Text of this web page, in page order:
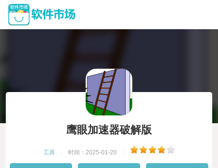
鹰眼加速器破解版
工具 时间：2025-01-20